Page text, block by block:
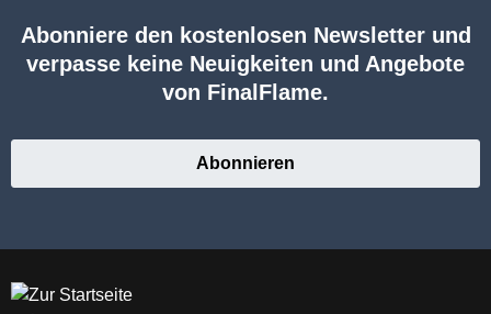
Abonniere den kostenlosen Newsletter und
verpasse keine Neuigkeiten und Angebote
von FinalFlame.
Abonnieren